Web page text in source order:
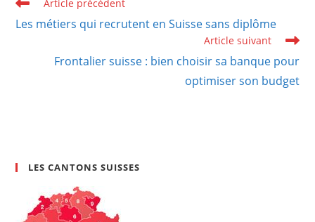
articles
Article précédent
Les métiers qui recrutent en Suisse sans diplôme
Article suivant
Frontalier suisse : bien choisir sa banque pour
optimiser son budget
LES CANTONS SUISSES